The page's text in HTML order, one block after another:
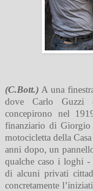
(C.Bott.) A una
dove Carlo Guzzi
concepirono nel
finanziario di
motocicletta della
anni dopo, un
qualche caso i loghi -
di alcuni privati
concretamente